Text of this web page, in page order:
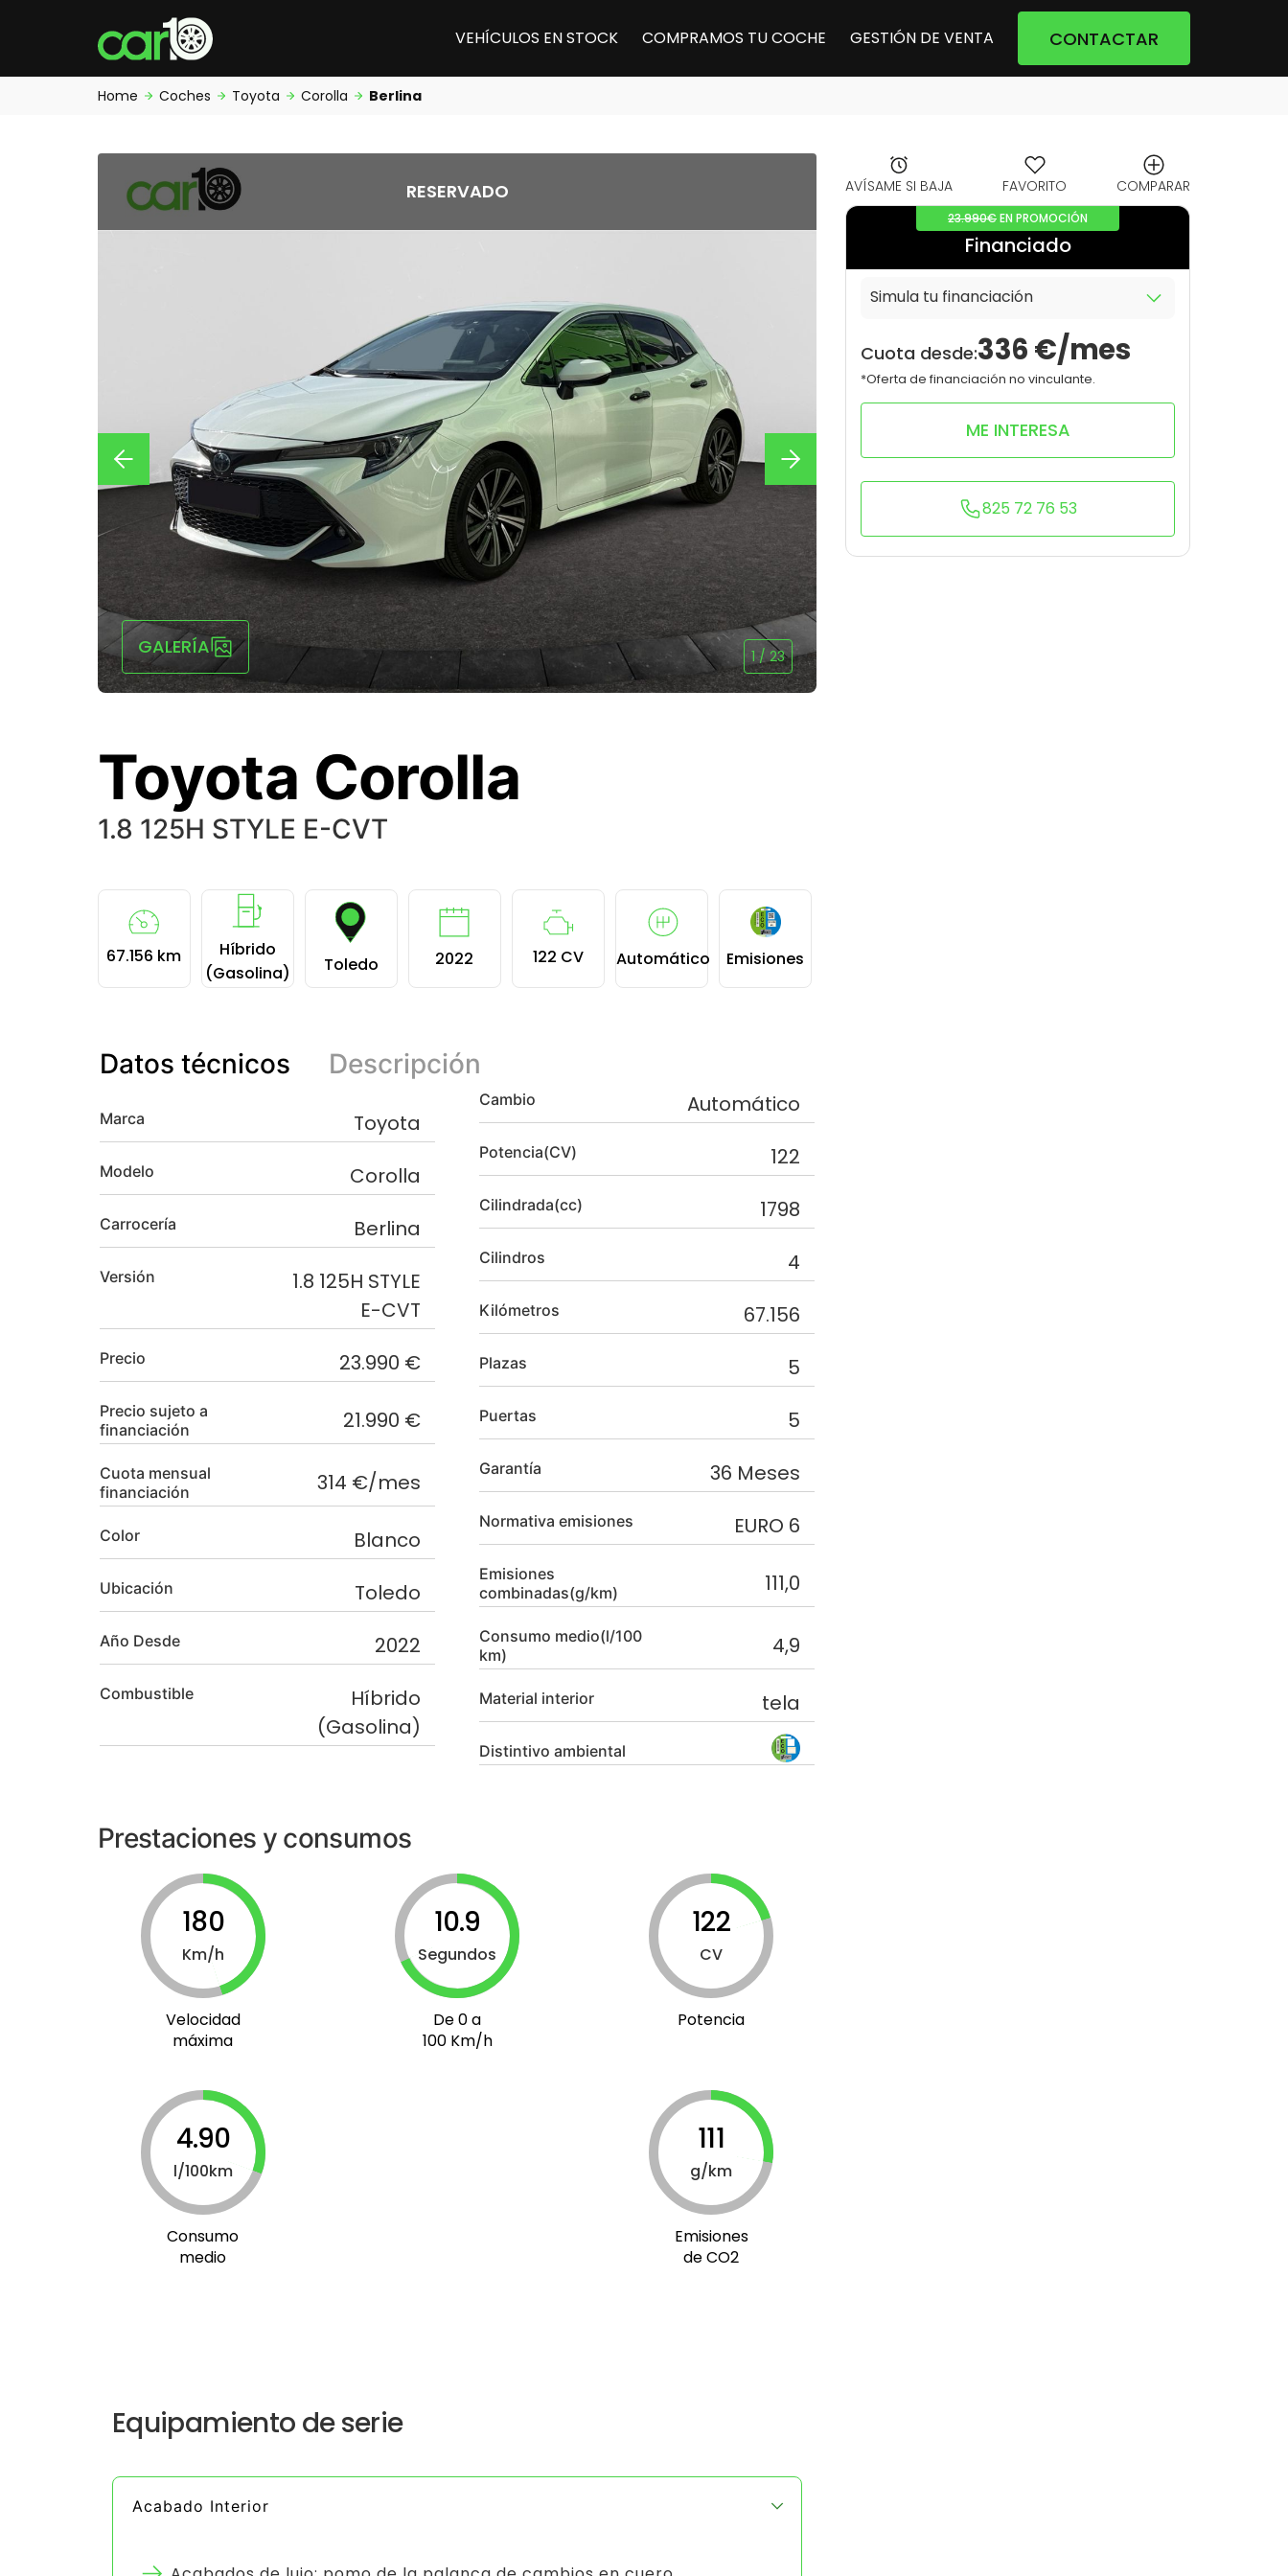
VEHÍCULOS EN STOCK COMPRAMOS TU COCHE GESTIÓN DE VENTA CONTACTAR
Home Coches Toyota Corolla Berlina
GALERÍA
RESERVADO
1 /23
Toyota Corolla
1.8 125H STYLE E-CVT
67.156 km
Híbrido
(Gasolina)
Toledo 2022 122 CV Automático Emisiones
AVÍSAME SI BAJA FAVORITO COMPARAR
23.990€EN PROMOCIÓN
Financiado
Simula tu financiación
Cuota desde:336 €/mes
*Oferta de financiación no vinculante.
ME INTERESA
825 72 76 53
Datos técnicos Descripción
Marca Toyota
Modelo Corolla
Carrocería Berlina
Versión
1.8 125H STYLE
E-CVT
Precio 23.990 €
Precio sujeto a
financiación
21.990 €
Cuota mensual
financiación
314 €/mes
Color Blanco
Ubicación Toledo
Año Desde 2022
Combustible
Híbrido
(Gasolina)
Cambio Automático
Potencia(CV) 122
Cilindrada(cc) 1798
Cilindros 4
Kilómetros 67.156
Plazas 5
Puertas 5
Garantía 36 Meses
Normativa emisiones EURO 6
Emisiones
combinadas(g/km)
111,0
Consumo medio(l/100
km)
4,9
Material interior tela
Distintivo ambiental
Prestaciones y consumos
180
Km/h
Velocidad
máxima
10.9
Segundos
De 0 a
100 Km/h
122
CV
Potencia
4.90
l/100km
Consumo
medio
111
g/km
Emisiones
de CO2
Equipamiento de serie
Acabado Interior